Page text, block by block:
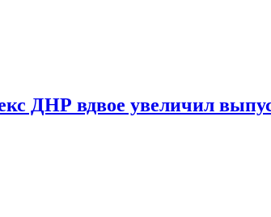
ДНР вдвое увеличил